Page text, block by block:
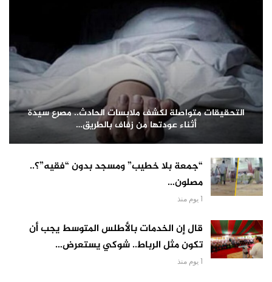
التحقيقات متواصلة لكشف ملابسات الحادث.. مصرع سيدة
أثناء عودتها من زفاف بالطريق…
“جمعة بلا خطيب” ومسجد بدون “فقيه”؟..
مصلون…
1 يوم منذ
قال إن الخدمات بالأطلس المتوسط يجب أن
تكون مثل الرباط.. شوكي يستعرض…
1 يوم منذ